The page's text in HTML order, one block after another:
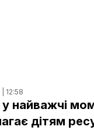
12:58
найважчі
дітям